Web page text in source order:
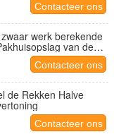
Contacteer ons
werk berekende
van de
Contacteer ons
de Rekken Halve
Contacteer ons